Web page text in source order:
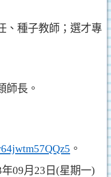
、 種子教師 ； 選才專
師長 。
。
年09月 23 日 (星期一)